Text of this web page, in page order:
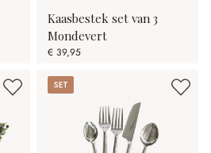
Kaasbestek set van 3
Mondevert
€ 39,95
Set